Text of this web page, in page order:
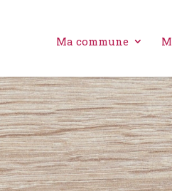
Ma commune